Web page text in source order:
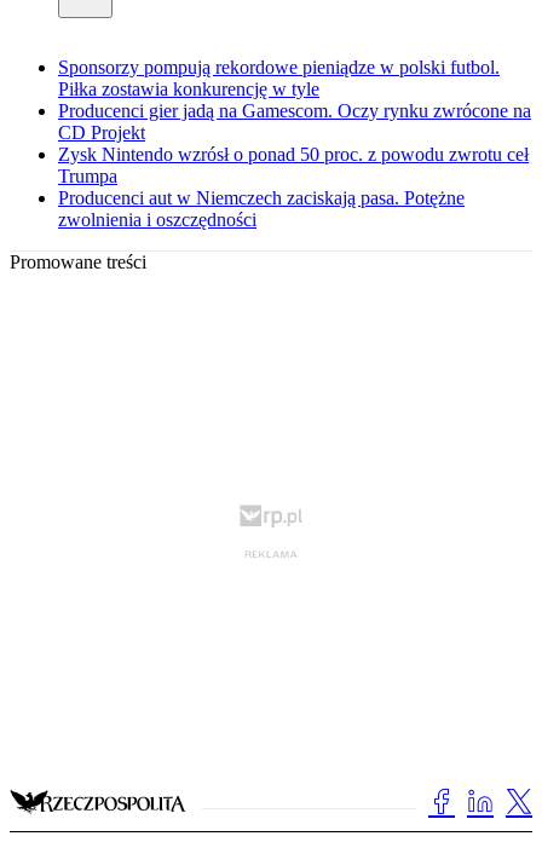
Sponsorzy pompują rekordowe pieniądze w polski futbol.
Piłka zostawia konkurencję w tyle
Producenci gier jadą na Gamescom. Oczy rynku zwrócone na
CD Projekt
Zysk Nintendo wzrósł o ponad 50 proc. z powodu zwrotu ceł
Trumpa
Producenci aut w Niemczech zaciskają pasa. Potężne
zwolnienia i oszczędności
Promowane treści